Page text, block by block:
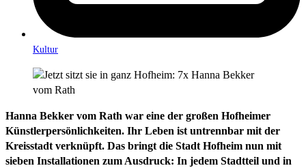
Kultur
Hanna Bekker vom Rath war eine der großen Hofheimer
Künstlerpersönlichkeiten. Ihr Leben ist untrennbar mit der
Kreisstadt verknüpft. Das bringt die Stadt Hofheim nun mit
sieben Installationen zum Ausdruck: In jedem Stadtteil und in